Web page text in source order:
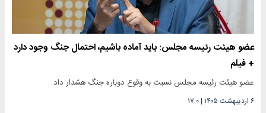
عضو هیئت رئیسه مجلس: باید آماده باشیم، احتمال جنگ وجود دارد
+ فیلم
عضو هیئت رئیسه مجلس نسبت به وقوع دوباره جنگ هشدار داد.
۶ اردیبهشت ۱۴۰۵ |۱۷:۰